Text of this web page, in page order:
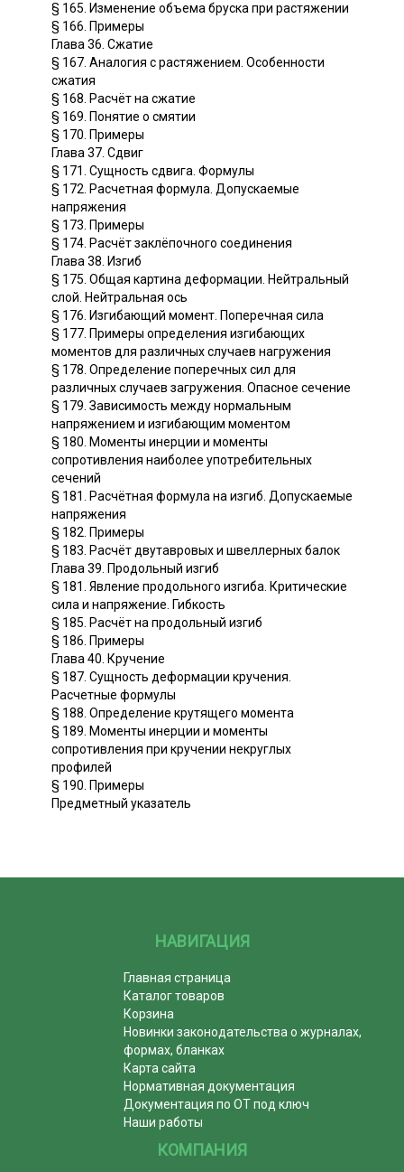
§ 165. Изменение объема бруска при растяжении
§ 166. Примеры
Глава 36. Сжатие
§ 167. Аналогия с растяжением. Особенности
сжатия
§ 168. Расчёт на сжатие
§ 169. Понятие о смятии
§ 170. Примеры
Глава 37. Сдвиг
§ 171. Сущность сдвига. Формулы
§ 172. Расчетная формула. Допускаемые
напряжения
§ 173. Примеры
§ 174. Расчёт заклёпочного соединения
Глава 38. Изгиб
§ 175. Общая картина деформации. Нейтральный
слой. Нейтральная ось
§ 176. Изгибающий момент. Поперечная сила
§ 177. Примеры определения изгибающих
моментов для различных случаев нагружения
§ 178. Определение поперечных сил для
различных случаев загружения. Опасное сечение
§ 179. Зависимость между нормальным
напряжением и изгибающим моментом
§ 180. Моменты инерции и моменты
сопротивления наиболее употребительных
сечений
§ 181. Расчётная формула на изгиб. Допускаемые
напряжения
§ 182. Примеры
§ 183. Расчёт двутавровых и швеллерных балок
Глава 39. Продольный изгиб
§ 181. Явление продольного изгиба. Критические
сила и напряжение. Гибкость
§ 185. Расчёт на продольный изгиб
§ 186. Примеры
Глава 40. Кручение
§ 187. Сущность деформации кручения.
Расчетные формулы
§ 188. Определение крутящего момента
§ 189. Моменты инерции и моменты
сопротивления при кручении некруглых
профилей
§ 190. Примеры
Предметный указатель
НАВИГАЦИЯ
Главная страница
Каталог товаров
Корзина
Новинки законодательства о журналах,
формах, бланках
Карта сайта
Нормативная документация
Документация по ОТ под ключ
Наши работы
КОМПАНИЯ